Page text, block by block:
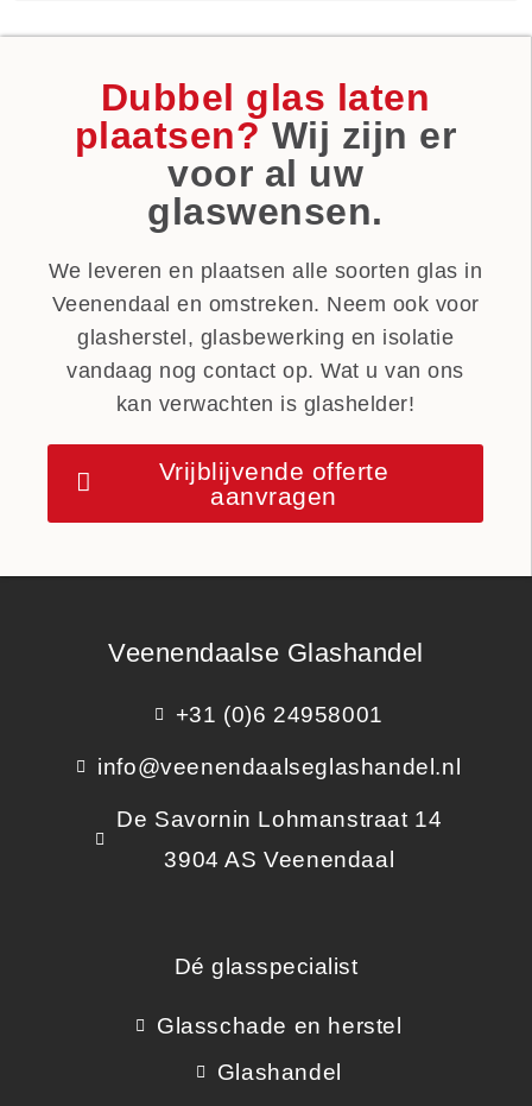
Dubbel glas laten
plaatsen? Wij zijn er
voor al uw
glaswensen.
We leveren en plaatsen alle soorten glas in
Veenendaal en omstreken. Neem ook voor
glasherstel, glasbewerking en isolatie
vandaag nog contact op. Wat u van ons
kan verwachten is glashelder!
Vrijblijvende offerte
aanvragen
Veenendaalse Glashandel
+31 (0)6 24958001
info@veenendaalseglashandel.nl
De Savornin Lohmanstraat 14
3904 AS Veenendaal
Dé glasspecialist
Glasschade en herstel
Glashandel